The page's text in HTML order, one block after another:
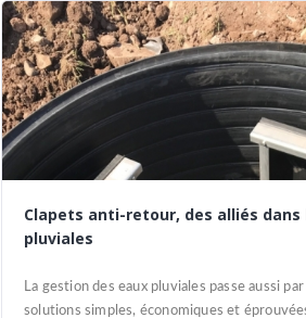
Clapets anti-retour, des alliés
pluviales
La gestion des eaux pluviales passe aussi
solutions simples, économiques et